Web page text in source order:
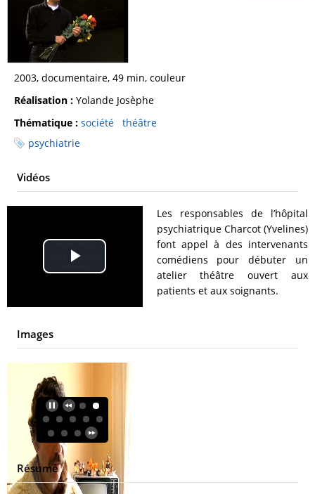
2003, documentaire, 49 min, couleur
Réalisation : Yolande Josèphe
Thématique : société
théâtre
psychiatrie
Vidéos
Play
Video
Les responsables de l’hôpital
psychiatrique Charcot (Yvelines)
font appel à des intervenants
comédiens pour débuter un
atelier théâtre ouvert aux
patients et aux soignants.
Images
Résumé